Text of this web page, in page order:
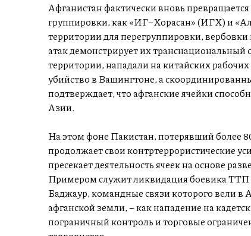
Афганистан фактически вновь
группировки, как «ИГ–Хорасан» (ИГХ) и
территории для перегруппировки,
атак демонстрирует их
территории, нападали на китайских
убийство в Вашингтоне, а
подтверждает, что афганские ячейки
Азии.
На этом фоне Пакистан, потерявший более
продолжает свои контртеррористические
пресекает деятельность ячеек на основе
Примером служит ликвидация боевика ТТП
Баджаур, командные связи которого вели в
афганской земли, – как нападение на
пограничный контроль и торговые